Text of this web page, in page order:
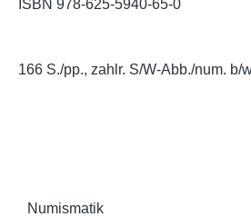
ISBN 978-625-5940-65-0
166 S./pp., zahlr. S/W-Abb./num.
Numismatik